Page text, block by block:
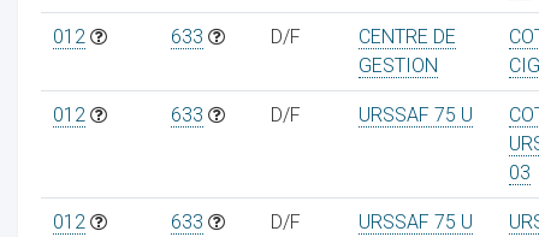
012 633 D/F
CENTRE DE
GESTION
012 633 D/F URSSAF 75 U
03
012 633 D/F URSSAF 75 U